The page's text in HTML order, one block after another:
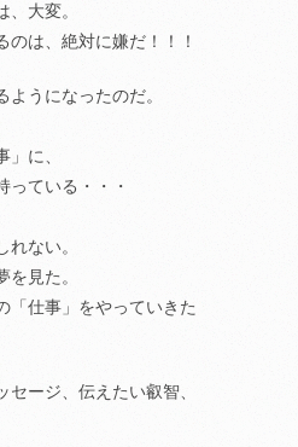
大変。
のは、絶対に嫌だ！！！
ようになったのだ。
に、
っている・・・
ない。
を見た。
「仕事」をやっていきた
セージ、伝えたい叡智、